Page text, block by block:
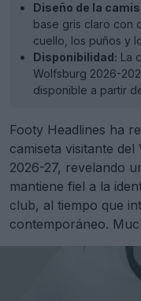
Diseño de la
base gris claro con
cuello, los puños y
Disponibilidad: La
Wolfsburg 2026-
disponible a partir
Footy Headlines ha
camiseta visitante del
2026-27, revelando
mantiene fiel a la
club, al tiempo que
contemporáneo.